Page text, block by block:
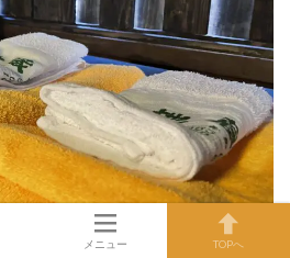
メニュー TOPへ